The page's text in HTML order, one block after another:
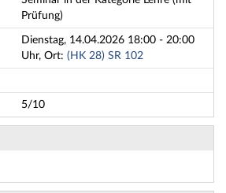
Prüfung)
Dienstag, 14.04.2026 18:00 - 20:00
Uhr, Ort: (HK 28) SR 102
5/10